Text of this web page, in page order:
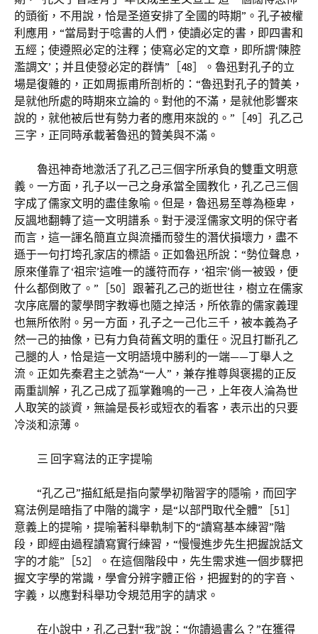
的頭銜，不用說，恰是圣道安排了全國的時期”。孔子被權
利應用，“當局對于唸書的人們，使讀必定的書，即四書和
五經；使遵照必定的注釋；使寫必定的文章，即所謂‘陳腔
濫調文’；并且使發必定的群情”［48］。魯迅對孔子的立
場是復雜的，正如周振甫所剖析的：“魯迅對孔子的贊美，
是就他所處的時期來立論的。對他的不滿，是就他影響來
說的，就他被后世有勢力者的應用來說的。”［49］孔乙己
三字，正同時承載著魯迅的贊美與不滿。
魯迅神奇地激活了孔乙己三個字所承負的雙重文明意
義。一方面，孔子以一己之身承當全國教化，孔乙己三個
字成了儒家文明的盡佳象喻。但是，魯迅易至尊為極卑，
反諷地翻轉了這一文明譜系。對于浸淫儒家文明的保守者
而言，這一諢名簡直立與流播而發生的潛伏損壞力，盡不
遜于一句打垮孔家店的標語。正如魯迅所說：“勢位聲息，
原來僅靠了‘祖宗’這唯一的護符而存，‘祖宗’倘一被毀，便
什么都倒敗了。”［50］跟著孔乙己的逝世往，樹立在儒家
次序底層的蒙學問字教導也隨之掉活，所依靠的儒家義理
也無所依附。另一方面，孔子之一己化三千，被本義為孑
然一己的抽像，已有力負荷舊文明的重任。況且打斷孔乙
己腿的人，恰是這一文明語境中勝利的一端——丁舉人之
流。正如先秦君主之號為“一人”，兼存推尊與褒揚的正反
兩重訓解，孔乙己成了孤掌難鳴的一己，上年夜人淪為世
人取笑的談資，無論是長衫或短衣的看客，表示出的只要
冷淡和涼薄。
三 回字寫法的正字提喻
“孔乙己”描紅紙是指向蒙學初階習字的隱喻，而回字
寫法例是暗指了中階的識字，是“以部門取代全體”［51］
意義上的提喻，提喻著科舉軌制下的“讀寫基本練習”階
段，即經由過程讀寫實行練習，“慢慢進步先生把握說話文
字的才能”［52］。在這個階段中，先生需求進一個步驟把
握文字學的常識，學會分辨字體正俗，把握對的的字音、
字義，以應對科舉功令規范用字的請求。
在小說中，孔乙己對“我”說：“你讀過書么？”在獲得